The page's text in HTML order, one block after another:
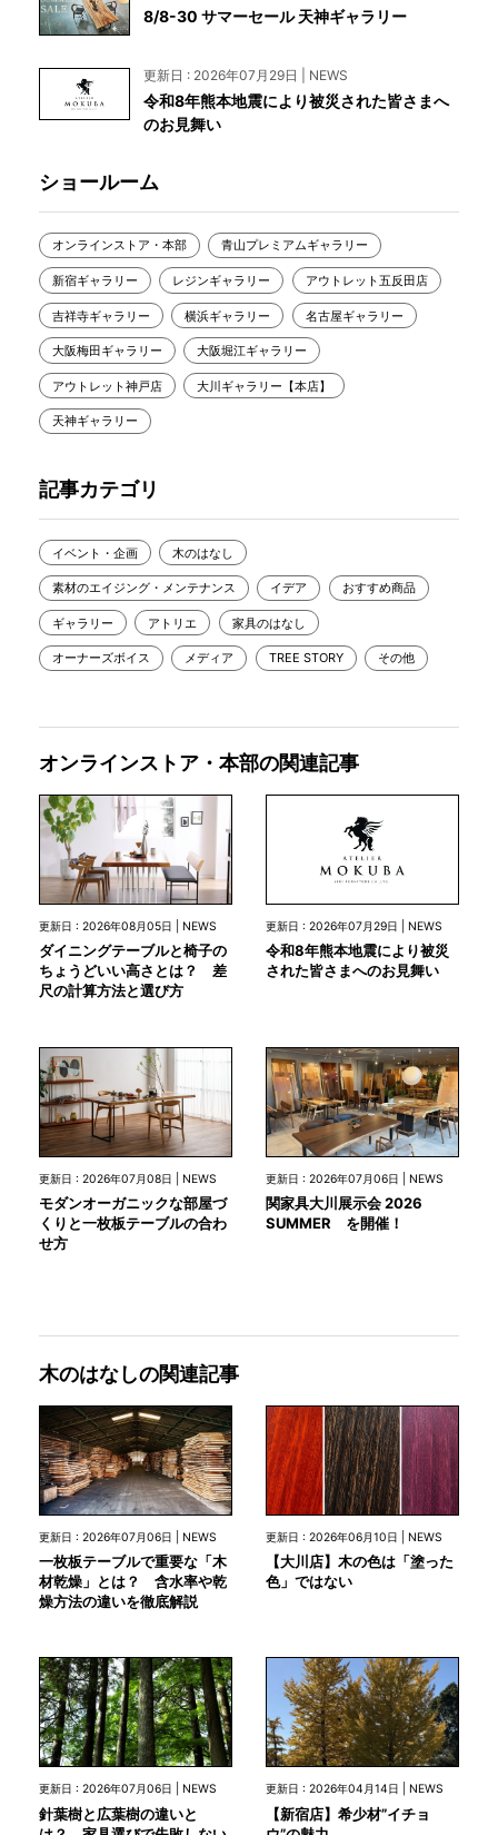
8/8-30 サマーセール 天神ギャラリー
更新日 : 2026年07月29日 | NEWS
令和8年熊本地震により被災された皆さまへ
のお見舞い
ショールーム
オンラインストア・本部 青山プレミアムギャラリー
新宿ギャラリー レジンギャラリー アウトレット五反田店
吉祥寺ギャラリー 横浜ギャラリー 名古屋ギャラリー
大阪梅田ギャラリー 大阪堀江ギャラリー
アウトレット神戸店 大川ギャラリー【本店】
天神ギャラリー
記事カテゴリ
イベント・企画 木のはなし
素材のエイジング・メンテナンス イデア おすすめ商品
ギャラリー アトリエ 家具のはなし
オーナーズボイス メディア TREE STORY その他
オンラインストア・本部の関連記事
更新日 : 2026年08月05日 | NEWS
ダイニングテーブルと椅子の
ちょうどいい高さとは？ 差
尺の計算方法と選び方
更新日 : 2026年07月29日 | NEWS
令和8年熊本地震により被災
された皆さまへのお見舞い
更新日 : 2026年07月08日 | NEWS
モダンオーガニックな部屋づ
くりと一枚板テーブルの合わ
せ方
更新日 : 2026年07月06日 | NEWS
関家具大川展示会 2026
SUMMER を開催！
木のはなしの関連記事
更新日 : 2026年07月06日 | NEWS
一枚板テーブルで重要な「木
材乾燥」とは？ 含水率や乾
燥方法の違いを徹底解説
更新日 : 2026年06月10日 | NEWS
【大川店】木の色は「塗った
色」ではない
更新日 : 2026年07月06日 | NEWS
針葉樹と広葉樹の違いと
更新日 : 2026年04月14日 | NEWS
【新宿店】希少材”イチョ